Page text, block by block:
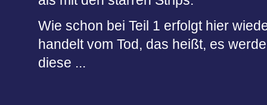
Wie schon bei Teil 1 erfolgt hier
handelt vom Tod, das heißt, es
diese ...